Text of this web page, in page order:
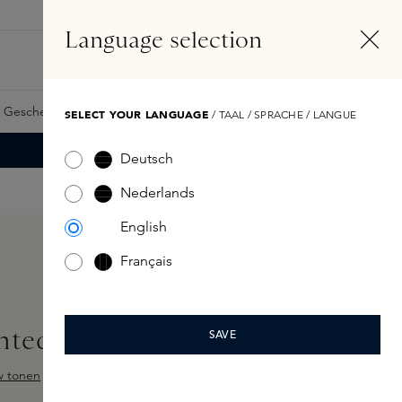
Samples Skins Exclusives Skins Boxen
Candle 340gr
tonen
Language selection
SELECT YOUR LANGUAGE / TAAL / SPRACHE / LANGUE
Deutsch
Nederlands
English
Français
SAVE